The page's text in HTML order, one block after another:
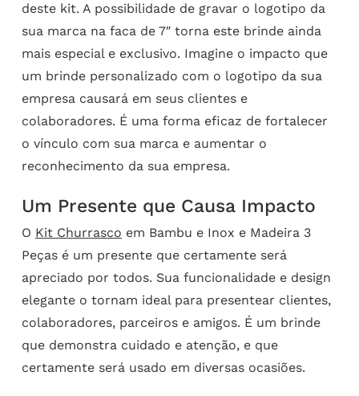
deste kit. A possibilidade de gravar o logotipo da
sua marca na faca de 7″ torna este brinde ainda
mais especial e exclusivo. Imagine o impacto que
um brinde personalizado com o logotipo da sua
empresa causará em seus clientes e
colaboradores. É uma forma eficaz de fortalecer
o vínculo com sua marca e aumentar o
reconhecimento da sua empresa.
Um Presente que Causa Impacto
O Kit Churrasco em Bambu e Inox e Madeira 3
Peças é um presente que certamente será
apreciado por todos. Sua funcionalidade e design
elegante o tornam ideal para presentear clientes,
colaboradores, parceiros e amigos. É um brinde
que demonstra cuidado e atenção, e que
certamente será usado em diversas ocasiões.